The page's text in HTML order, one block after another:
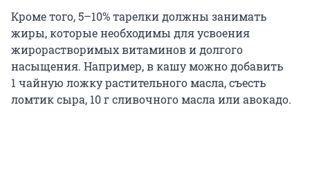
Кроме того, 5–10% тарелки должны занимать
жиры, которые необходимы для усвоения
жирорастворимых витаминов и долгого
насыщения. Например, в кашу можно добавить
1 чайную ложку растительного масла, съесть
ломтик сыра, 10 г сливочного масла или авокадо.